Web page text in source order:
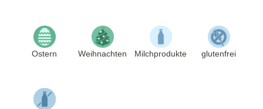
Ostern Weihnachten Milchprodukte glutenfrei